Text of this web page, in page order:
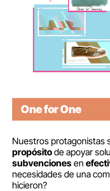
One for One
Nuestros protagonistas
propósitode apoyar
subvencionesen
necesidades de una
hicieron?